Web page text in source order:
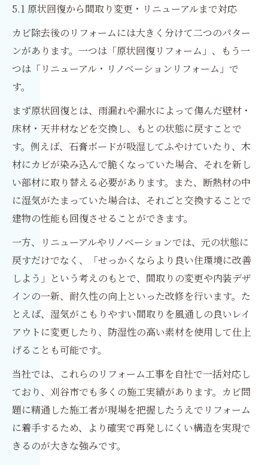
5.1 原状回復から間取り変更・リニューアルまで対応
カビ除去後のリフォームには大きく分けて二つのパター
ンがあります。一つは「原状回復リフォーム」、もう一
つは「リニューアル・リノベーションリフォーム」で
す。
まず原状回復とは、雨漏れや漏水によって傷んだ壁材・
床材・天井材などを交換し、もとの状態に戻すことで
す。例えば、石膏ボードが吸湿してふやけていたり、木
材にカビが染み込んで脆くなっていた場合、それを新し
い部材に取り替える必要があります。また、断熱材の中
に湿気がたまっていた場合は、それごと交換することで
建物の性能も回復させることができます。
一方、リニューアルやリノベーションでは、元の状態に
戻すだけでなく、「せっかくならより良い住環境に改善
しよう」という考えのもとで、間取りの変更や内装デザ
インの一新、耐久性の向上といった改修を行います。た
とえば、湿気がこもりやすい間取りを風通しの良いレイ
アウトに変更したり、防湿性の高い素材を使用して仕上
げることも可能です。
当社では、これらのリフォーム工事を自社で一括対応し
ており、刈谷市でも多くの施工実績があります。カビ問
題に精通した施工者が現場を把握したうえでリフォーム
に着手するため、より確実で再発しにくい構造を実現で
きるのが大きな強みです。